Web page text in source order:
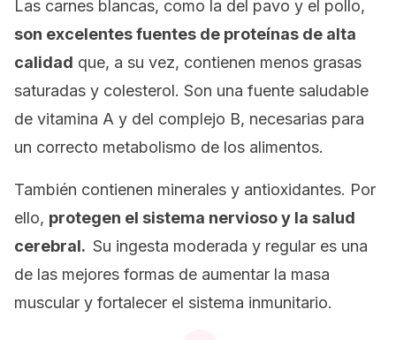
Las carnes blancas, como la del pavo y el pollo,
son excelentes fuentes de proteínas de alta
calidad que, a su vez, contienen menos grasas
saturadas y colesterol. Son una fuente saludable
de vitamina A y del complejo B, necesarias para
un correcto metabolismo de los alimentos.
También contienen minerales y antioxidantes. Por
ello, protegen el sistema nervioso y la salud
cerebral. Su ingesta moderada y regular es una
de las mejores formas de aumentar la masa
muscular y fortalecer el sistema inmunitario.